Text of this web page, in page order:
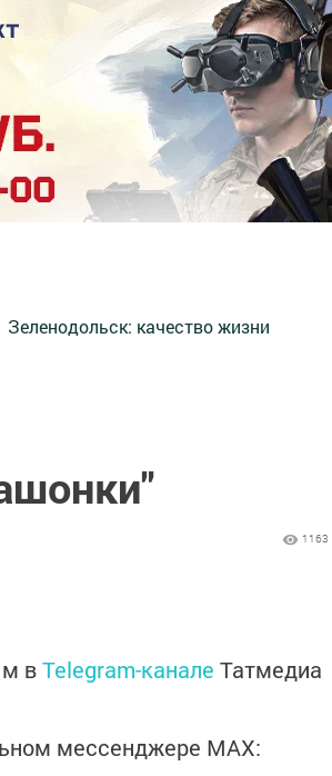
⁠Зеленодольск: качество жизни
1163
вTelegram-канале Татмедиа
мессенджере MАХ: